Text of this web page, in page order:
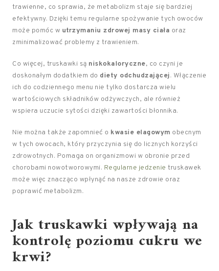
trawienne, co sprawia, że metabolizm staje się bardziej
efektywny. Dzięki temu regularne spożywanie tych owoców
może pomóc w utrzymaniu zdrowej masy ciała oraz
zminimalizować problemy z trawieniem.
Co więcej, truskawki są niskokaloryczne, co czyni je
doskonałym dodatkiem do diety odchudzającej. Włączenie
ich do codziennego menu nie tylko dostarcza wielu
wartościowych składników odżywczych, ale również
wspiera uczucie sytości dzięki zawartości błonnika.
Nie można także zapomnieć o kwasie elagowym obecnym
w tych owocach, który przyczynia się do licznych korzyści
zdrowotnych. Pomaga on organizmowi w obronie przed
chorobami nowotworowymi. Regularne jedzenie truskawek
może więc znacząco wpłynąć na nasze zdrowie oraz
poprawić metabolizm.
Jak truskawki wpływają na
kontrolę poziomu cukru we
krwi?